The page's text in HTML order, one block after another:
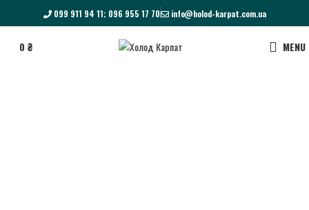
099 911 94 11; 096 955 17 70 info@holod-karpat.com.ua
0 ₴ MENU